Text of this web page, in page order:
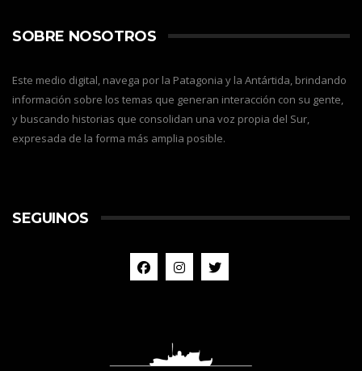
SOBRE NOSOTROS
Este medio digital, navega por la Patagonia y la Antártida, brindando
información sobre los temas que generan interacción con su gente,
y buscando historias que consolidan una voz propia del Sur,
expresada de la forma más amplia posible.
SEGUINOS